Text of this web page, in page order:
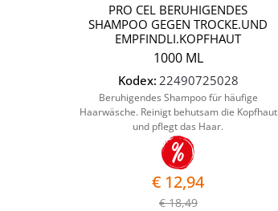
PRO CEL BERUHIGENDES
SHAMPOO GEGEN TROCKE.UND
EMPFINDLI.KOPFHAUT
1000 ML
Kodex: 22490725028
Beruhigendes Shampoo für häufige
Haarwäsche. Reinigt behutsam die Kopfhaut
und pflegt das Haar.
€ 18,49
€ 12,94